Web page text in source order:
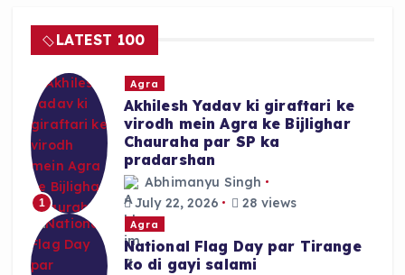
o
o
k
p
p
LATEST 100
1
Agra
Akhilesh Yadav ki giraftari ke
virodh mein Agra ke Bijlighar
Chauraha par SP ka
pradarshan
Abhimanyu Singh
July 22, 2026
28 views
Agra
National Flag Day par Tirange
ko di gayi salami